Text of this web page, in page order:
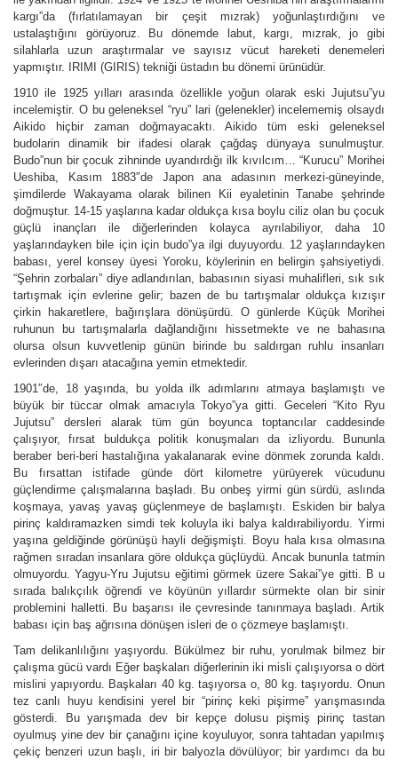
kargı”da (fırlatılamayan bir çeşit mızrak) yoğunlaştırdığını ve
ustalaştığını görüyoruz. Bu dönemde labut, kargı, mızrak, jo gibi
silahlarla uzun araştırmalar ve sayısız vücut hareketi denemeleri
yapmıştır. IRIMI (GIRIS) tekniği üstadın bu dönemi ürünüdür.
1910 ile 1925 yılları arasında özellikle yoğun olarak eski Jujutsu”yu
incelemiştir. O bu geleneksel “ryu” lari (gelenekler) incelememiş olsaydı
Aikido hiçbir zaman doğmayacaktı. Aikido tüm eski geleneksel
budolarin dinamik bir ifadesi olarak çağdaş dünyaya sunulmuştur.
Budo”nun bir çocuk zihninde uyandırdığı ilk kıvılcım… “Kurucu” Morihei
Ueshiba, Kasım 1883″de Japon ana adasının merkezi-güneyinde,
şimdilerde Wakayama olarak bilinen Kii eyaletinin Tanabe şehrinde
doğmuştur. 14-15 yaşlarına kadar oldukça kısa boylu ciliz olan bu çocuk
güçlü inançları ile diğerlerinden kolayca ayrılabiliyor, daha 10
yaşlarındayken bile için için budo”ya ilgi duyuyordu. 12 yaşlarındayken
babası, yerel konsey üyesi Yoroku, köylerinin en belirgin şahsiyetiydi.
“Şehrin zorbaları” diye adlandırılan, babasının siyasi muhalifleri, sık sık
tartışmak için evlerine gelir; bazen de bu tartışmalar oldukça kızışır
çirkin hakaretlere, bağırışlara dönüşürdü. O günlerde Küçük Morihei
ruhunun bu tartışmalarla dağlandığını hissetmekte ve ne bahasına
olursa olsun kuvvetlenip günün birinde bu saldırgan ruhlu insanları
evlerinden dışarı atacağına yemin etmektedir.
1901″de, 18 yaşında, bu yolda ilk adımlarını atmaya başlamıştı ve
büyük bir tüccar olmak amacıyla Tokyo”ya gitti. Geceleri “Kito Ryu
Jujutsu” dersleri alarak tüm gün boyunca toptancılar caddesinde
çalışıyor, fırsat buldukça politik konuşmaları da izliyordu. Bununla
beraber beri-beri hastalığına yakalanarak evine dönmek zorunda kaldı.
Bu fırsattan istifade günde dört kilometre yürüyerek vücudunu
güçlendirme çalışmalarına başladı. Bu onbeş yirmi gün sürdü, aslında
koşmaya, yavaş yavaş güçlenmeye de başlamıştı. Eskiden bir balya
pirinç kaldıramazken simdi tek koluyla iki balya kaldırabiliyordu. Yirmi
yaşına geldiğinde görünüşü hayli değişmişti. Boyu hala kısa olmasına
rağmen sıradan insanlara göre oldukça güçlüydü. Ancak bununla tatmin
olmuyordu. Yagyu-Yru Jujutsu eğitimi görmek üzere Sakai”ye gitti. B u
sırada balıkçılık öğrendi ve köyünün yıllardır sürmekte olan bir sinir
problemini halletti. Bu başarısı ile çevresinde tanınmaya başladı. Artik
babası için baş ağrısına dönüşen isleri de o çözmeye başlamıştı.
Tam delikanlılığını yaşıyordu. Bükülmez bir ruhu, yorulmak bilmez bir
çalışma gücü vardı Eğer başkaları diğerlerinin iki misli çalışıyorsa o dört
mislini yapıyordu. Başkaları 40 kg. taşıyorsa o, 80 kg. taşıyordu. Onun
tez canlı huyu kendisini yerel bir “pirinç keki pişirme” yarışmasında
gösterdi. Bu yarışmada dev bir kepçe dolusu pişmiş pirinç tastan
oyulmuş yine dev bir çanağını içine koyuluyor, sonra tahtadan yapılmış
çekiç benzeri uzun başlı, iri bir balyozla dövülüyor; bir yardımcı da bu